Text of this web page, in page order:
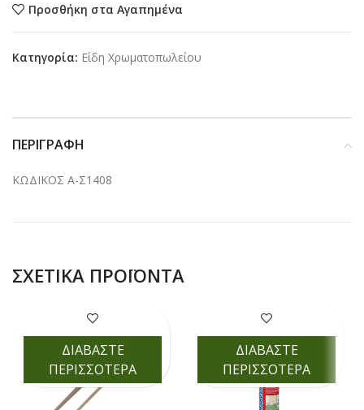
Προσθήκη στα Αγαπημένα
Κατηγορία: Είδη Χρωματοπωλείου
ΠΕΡΙΓΡΑΦΉ
ΚΩΔΙΚΟΣ Α-Σ1408
ΣΧΕΤΙΚΆ ΠΡΟΪΌΝΤΑ
ΔΙΑΒΑΣΤΕ
ΠΕΡΙΣΣΟΤΕΡΑ
ΔΙΑΒΑΣΤΕ
ΠΕΡΙΣΣΟΤΕΡΑ